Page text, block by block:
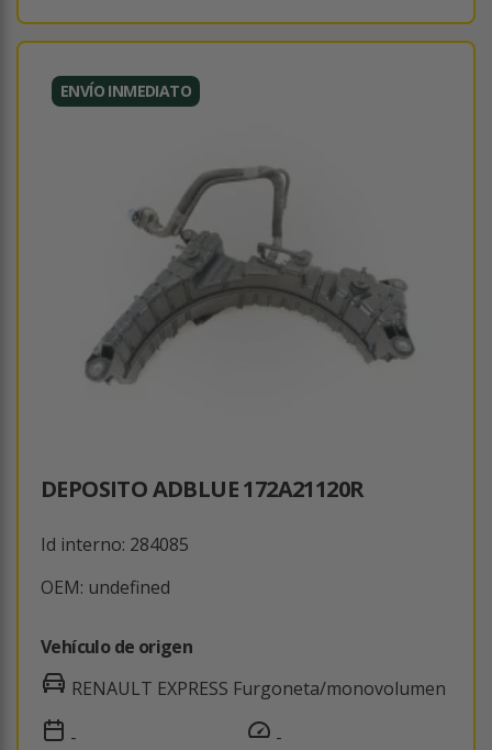
ENVÍO INMEDIATO
DEPOSITO ADBLUE 172A21120R
Id interno: 284085
OEM: undefined
Vehículo de origen
RENAULT EXPRESS Furgoneta/monovolumen
-
-